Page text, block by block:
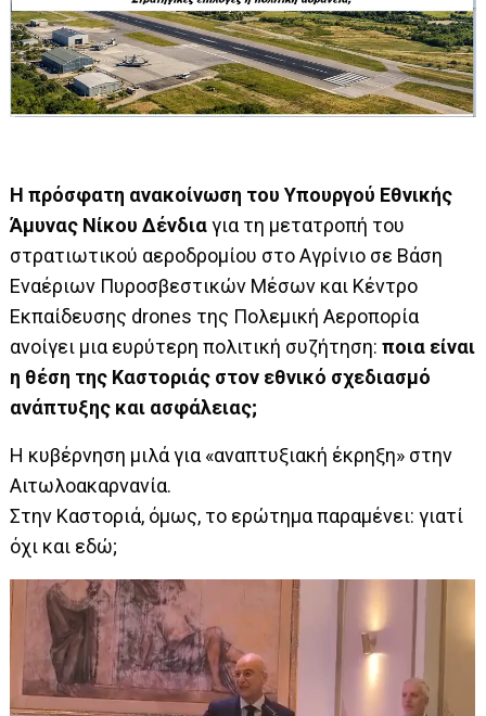
Η πρόσφατη ανακοίνωση του Υπουργού Εθνικής
Άμυνας Νίκου Δένδιαγια τη μετατροπή του
στρατιωτικού αεροδρομίου στο Αγρίνιο σε Βάση
Εναέριων Πυροσβεστικών Μέσων και Κέντρο
Εκπαίδευσης drones της Πολεμική Αεροπορία
ανοίγει μια ευρύτερη πολιτική συζήτηση:ποια είναι
η θέση της Καστοριάς στον εθνικό σχεδιασμό
ανάπτυξης και ασφάλειας;
Η κυβέρνηση μιλά για «αναπτυξιακή έκρηξη» στην
Αιτωλοακαρνανία.
Στην Καστοριά, όμως, το ερώτημα παραμένει: γιατί
όχι και εδώ;